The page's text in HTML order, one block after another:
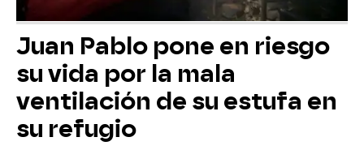
Juan Pablo pone en riesgo
su vida por la mala
ventilación de su estufa en
su refugio